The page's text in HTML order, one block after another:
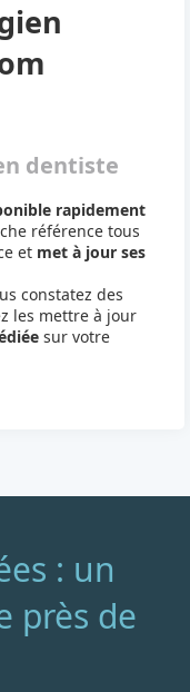
dentiste
rapidement
référence tous
et met à jour ses
constatez des
les mettre à jour
sur votre
: un
près de